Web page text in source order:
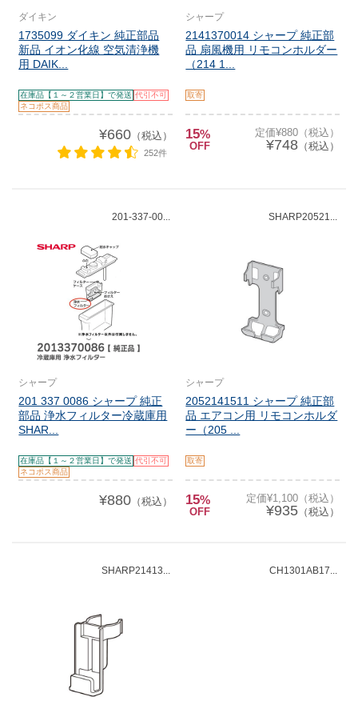
ダイキン
1735099 ダイキン 純正部品
新品 イオン化線 空気清浄機
用 DAIK...
在庫品【１～２営業日】で発送 代引不可
ネコポス商品
¥660（税込）
252件
シャープ
2141370014 シャープ 純正部
品 扇風機用 リモコンホルダー
（214 1...
取寄
15%
OFF
定価¥880（税込）
¥748（税込）
201-337-00...
シャープ
201 337 0086 シャープ 純正
部品 浄水フィルター冷蔵庫用
SHAR...
在庫品【１～２営業日】で発送 代引不可
ネコポス商品
¥880（税込）
SHARP20521...
シャープ
2052141511 シャープ 純正部
品 エアコン用 リモコンホルダ
ー（205 ...
取寄
15%
OFF
定価¥1,100（税込）
¥935（税込）
SHARP21413... CH1301AB17...